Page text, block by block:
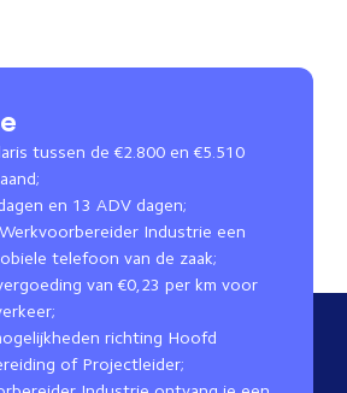
tussen de €2.800 en €5.510
en 13 ADV dagen;
Industrie een
telefoon van de zaak;
van €0,23 per km voor
richting Hoofd
of Projectleider;